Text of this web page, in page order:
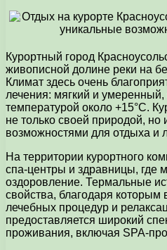
Курортный город
живописной долине реки на
Климат здесь очень
лечения: мягкий и умеренный,
температурой около +15°C.
не только своей природой, но
возможностями для отдыха и
На территории курортного
спа-центры и здравницы, где
оздоровление. Термальные
свойства, благодаря
лечебных процедур и
предоставляется широкий
проживания, включая SPA-